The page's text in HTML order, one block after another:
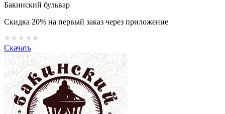
Бакинский бульвар
Скидка 20% на первый заказ через приложение
Скачать